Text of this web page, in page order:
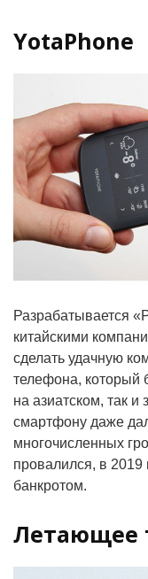
YotaPhone
Разрабатывается
китайскими
сделать удачную
телефона, который
на азиатском, так
смартфону даже
многочисленных
провалился, в 2019
банкротом.
Летающее